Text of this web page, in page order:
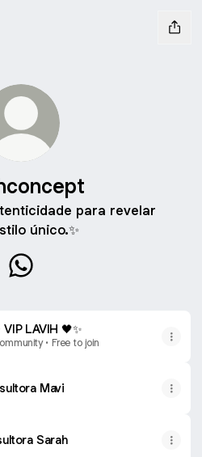
para revelar
único.✨
VIP LAVIH 🖤✨
• Free to join
Mavi
Sarah